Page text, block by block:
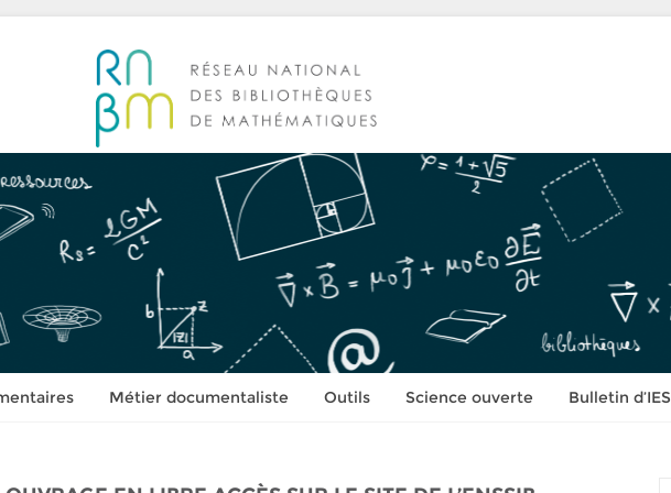
Métier documentaliste Outils Science ouverte Bulletin d’IES